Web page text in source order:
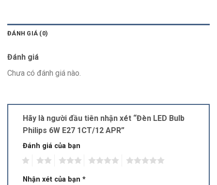
ĐÁNH GIÁ (0)
Đánh giá
Chưa có đánh giá nào.
Hãy là người đầu tiên nhận xét “Đèn LED Bulb
Philips 6W E27 1CT/12 APR”
Đánh giá của bạn
Nhận xét của bạn *